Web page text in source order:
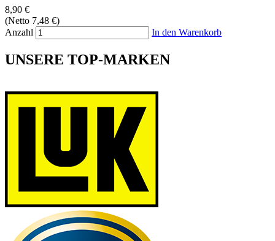
8,90 €
(Netto 7,48 €)
Anzahl
In den Warenkorb
UNSERE TOP-MARKEN